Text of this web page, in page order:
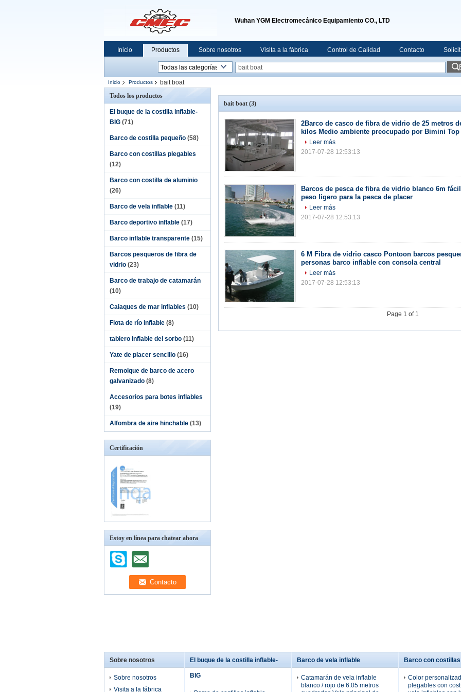
Wuhan YGM Electromecánico Equipamiento CO., LTD
Inicio Productos Sobre nosotros Visita a la fábrica Control de Calidad Contacto
Inicio Productos
bait boat
Todos los productos
El buque de la costilla inflable-
BIG (71)
Barco de costilla pequeño (58)
Barco con costillas plegables
(12)
Barco con costilla de aluminio
(26)
Barco de vela inflable (11)
Barco deportivo inflable (17)
Barco inflable transparente (15)
Barcos pesqueros de fibra de
vidrio (23)
Barco de trabajo de catamarán
(10)
Caiaques de mar inflables (10)
Flota de río inflable (8)
tablero inflable del sorbo (11)
Yate de placer sencillo (16)
Remolque de barco de acero
galvanizado (8)
Accesorios para botes inflables
(19)
Alfombra de aire hinchable (13)
Certificación
Estoy en línea para chatear ahora
bait boat (3)
2Barco de casco de fibra de vidrio de 25 metros
kilos Medio ambiente preocupado por Bimini Top
Leer más
2017-07-28 12:53:13
Barcos de pesca de fibra de vidrio blanco 6m
peso ligero para la pesca de placer
Leer más
2017-07-28 12:53:13
6 M Fibra de vidrio casco Pontoon barcos
personas barco inflable con consola central
Leer más
2017-07-28 12:53:13
Page 1 of 1
Sobre nosotros
Sobre nosotros
Visita a la fábrica
El buque de la costilla inflable-
BIG
Barco de vela inflable
Catamarán de vela inflable
blanco / rojo de 6.05 metros
Barco con
Color
plegables con